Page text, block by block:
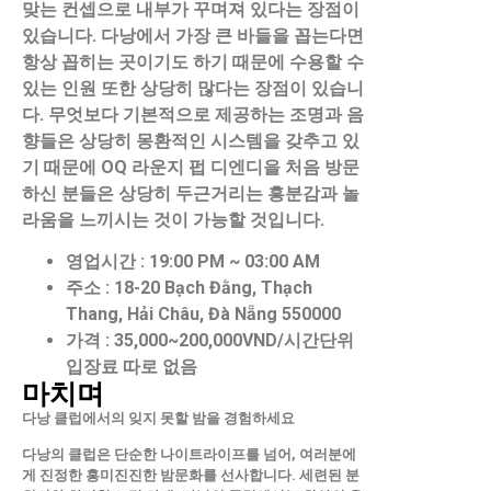
맞는 컨셉으로 내부가 꾸며져 있다는 장점이
있습니다. 다낭에서 가장 큰 바들을 꼽는다면
항상 꼽히는 곳이기도 하기 때문에 수용할 수
있는 인원 또한 상당히 많다는 장점이 있습니
다. 무엇보다 기본적으로 제공하는 조명과 음
향들은 상당히 몽환적인 시스템을 갖추고 있
기 때문에 OQ 라운지 펍 디엔디을 처음 방문
하신 분들은 상당히 두근거리는 흥분감과 놀
라움을 느끼시는 것이 가능할 것입니다.
영업시간 : 19:00 PM ~ 03:00 AM
주소 : 18-20 Bạch Đằng, Thạch
Thang, Hải Châu, Đà Nẵng 550000
가격 : 35,000~200,000VND/시간단위
입장료 따로 없음
마치며
다낭 클럽에서의 잊지 못할 밤을 경험하세요
다낭의 클럽은 단순한 나이트라이프를 넘어, 여러분에
게 진정한 흥미진진한 밤문화를 선사합니다. 세련된 분